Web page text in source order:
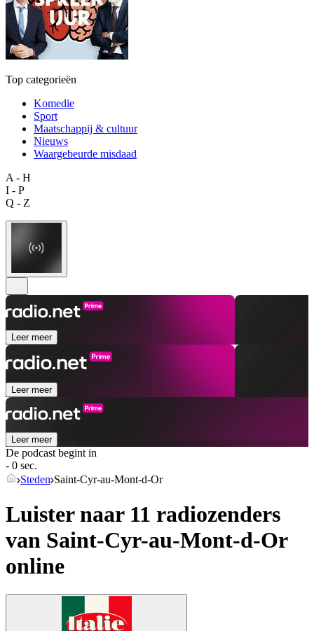
Top categorieën
Komedie
Sport
Maatschappij & cultuur
Nieuws
Waargebeurde misdaad
A - H
I - P
Q - Z
Leer meer
Leer meer
Leer meer
De podcast begint in
- 0 sec.
Steden Saint-Cyr-au-Mont-d-Or
Luister naar 11 radiozenders
van Saint-Cyr-au-Mont-d-Or
online